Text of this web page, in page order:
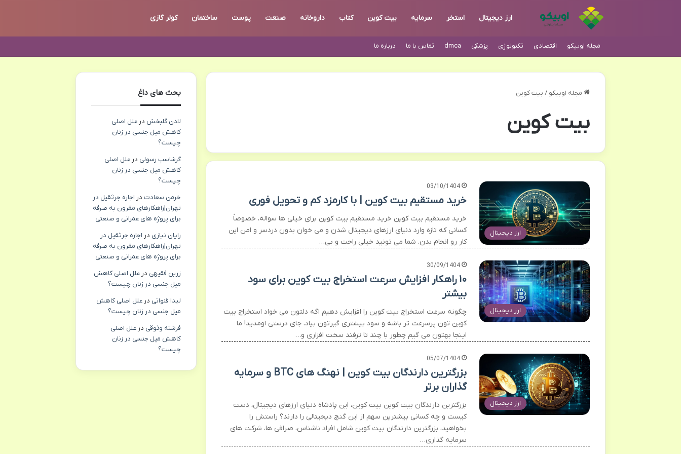
ارز دیجیتال استخر سرمایه بیت کوین کتاب داروخانه صنعت پوست ساختمان کولر گازی
مجله اوبیکو اقتصادی تکنولوژی پزشکی dmca تماس با ما درباره ما
مجله اوبیکو / بیت کوین
بیت کوین
ارز دیجیتال
03/10/1404
خرید مستقیم بیت کوین | با کارمزد کم و تحویل فوری
خرید مستقیم بیت کوین خرید مستقیم بیت کوین برای خیلی ها سواله، خصوصاً
کسانی که تازه وارد دنیای ارزهای دیجیتال شدن و می خوان بدون دردسر و امن این
کار رو انجام بدن. شما می تونید خیلی راحت و بی…
ارز دیجیتال
30/09/1404
۱۰ راهکار افزایش سرعت استخراج بیت کوین برای سود
بیشتر
چگونه سرعت استخراج بیت کوین را افزایش دهیم اگه دلتون می خواد استخراج بیت
کوین تون پرسرعت تر باشه و سود بیشتری گیرتون بیاد، جای درستی اومدید! ما
اینجا بهتون می گیم چطور با چند تا ترفند سخت افزاری و…
ارز دیجیتال
05/07/1404
بزرگترین دارندگان بیت کوین | نهنگ های BTC و سرمایه
گذاران برتر
بزرگترین دارندگان بیت کوین بیت کوین، این پادشاه دنیای ارزهای دیجیتال، دست
کیست و چه کسانی بیشترین سهم از این گنج دیجیتالی را دارند؟ راستش را
بخواهید، بزرگترین دارندگان بیت کوین شامل افراد ناشناس، صرافی ها، شرکت های
سرمایه گذاری…
بحث های داغ
لادن گلبخش در علل اصلی
کاهش میل جنسی در زنان
چیست؟
گرشاسپ رسولی در علل اصلی
کاهش میل جنسی در زنان
چیست؟
خرمن سعادتدر اجاره جرثقیل در
تهران|راهکارهای مقرون به صرفه
برای پروژه های عمرانی و صنعتی
رایان نیازی در اجاره جرثقیل در
تهران|راهکارهای مقرون به صرفه
برای پروژه های عمرانی و صنعتی
زرین فقیهی در علل اصلی کاهش
میل جنسی در زنان چیست؟
لیدا قنواتی در علل اصلی کاهش
میل جنسی در زنان چیست؟
فرشته وثوقی در علل اصلی
کاهش میل جنسی در زنان
چیست؟